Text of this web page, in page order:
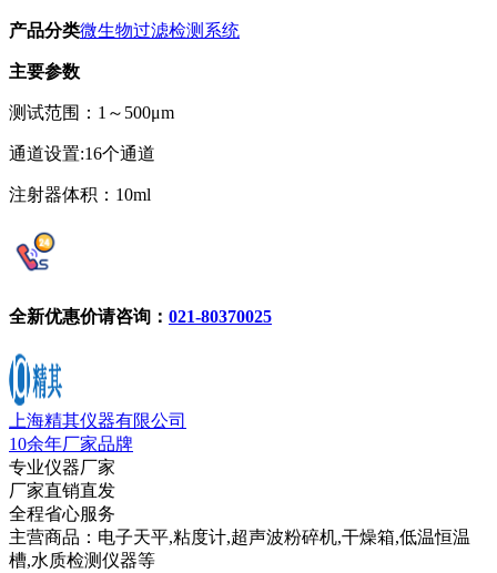
产品分类微生物过滤检测系统
主要参数
测试范围：1～500μm
通道设置:16个通道
注射器体积：10ml
全新优惠价请咨询： 021-80370025
上海精其仪器有限公司
10余年厂家品牌
专业仪器厂家
厂家直销直发
全程省心服务
主营商品：电子天平,粘度计,超声波粉碎机,干燥箱,低温恒温
槽,水质检测仪器等